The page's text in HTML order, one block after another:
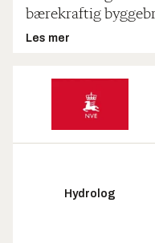
bærekraftig
Les mer
Hydrolog